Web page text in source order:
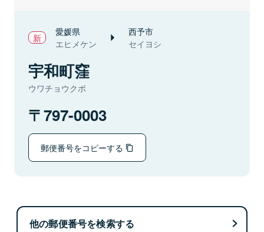
愛媛県
エヒメケン
西予市
セイヨシ
宇和町窪
ウワチョウクボ
797-0003
郵便番号をコピーする
他の郵便番号を検索する